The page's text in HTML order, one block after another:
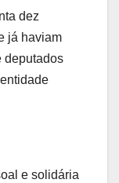
dez
já haviam
deputados
e solidária